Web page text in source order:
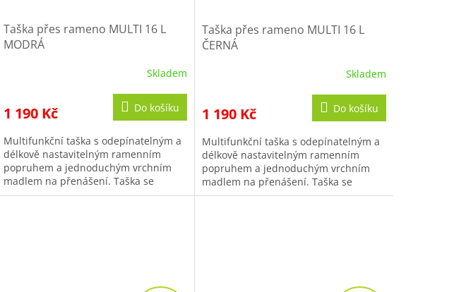
Taška přes rameno MULTI 16 L
MODRÁ
Skladem
1 190 Kč Do košíku
Multifunkční taška s odepínatelným a
délkově nastavitelným ramenním
popruhem a jednoduchým vrchním
madlem na přenášení. Taška se
uzavírá pomocí chlopně fixované
Taška přes rameno MULTI 16 L
ČERNÁ
Skladem
1 190 Kč Do košíku
Multifunkční taška s odepínatelným a
délkově nastavitelným ramenním
popruhem a jednoduchým vrchním
madlem na přenášení. Taška se
uzavírá pomocí chlopně fixované